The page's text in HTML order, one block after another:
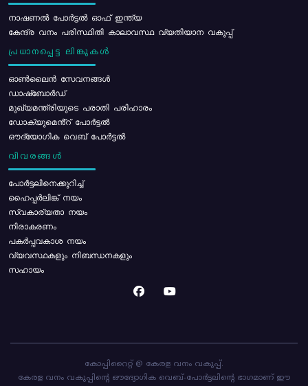
നാഷണൽ പോർട്ടൽ ഓഫ് ഇന്ത്യ
കേന്ദ്ര വനം പരിസ്ഥിതി കാലാവസ്ഥ വ്യതിയാന വകുപ്പ്
പ്രധാനപ്പെട്ട ലിങ്കുകൾ
ഓൺലൈൻ സേവനങ്ങൾ
ഡാഷ്ബോർഡ്
മുഖ്യമന്ത്രിയുടെ പരാതി പരിഹാരം
ഡോക്യുമെൻ്റ് പോർട്ടൽ
ഔദ്യോഗിക വെബ് പോർട്ടൽ
വിവരങ്ങൾ
പോര്‍ട്ടലിനെക്കുറിച്ച്
ഹൈപ്പർലിങ്ക് നയം
സ്വകാര്യതാ നയം
നിരാകരണം
പകർപ്പവകാശ നയം
വ്യവസ്ഥകളും നിബന്ധനകളും
സഹായം
കോപ്പിറൈറ്റ് @ കേരള വനം വകുപ്പ്.
കേരള വനം വകുപ്പിന്റെ ഔദ്യോഗിക വെബ്-പോർട്ടലിന്റെ ഭാഗമാണ് ഈ